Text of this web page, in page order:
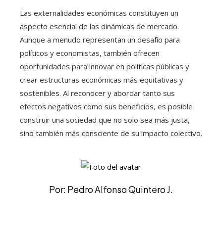
Las externalidades económicas constituyen un
aspecto esencial de las dinámicas de mercado.
Aunque a menudo representan un desafío para
políticos y economistas, también ofrecen
oportunidades para innovar en políticas públicas y
crear estructuras económicas más equitativas y
sostenibles. Al reconocer y abordar tanto sus
efectos negativos como sus beneficios, es posible
construir una sociedad que no solo sea más justa,
sino también más consciente de su impacto colectivo.
Por: Pedro Alfonso Quintero J.